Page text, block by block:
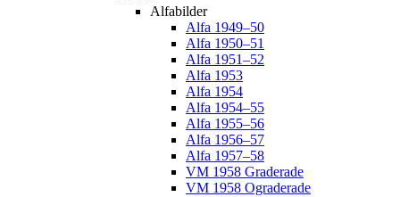
Alfabilder
Alfa 1949–50
Alfa 1950–51
Alfa 1951–52
Alfa 1953
Alfa 1954
Alfa 1954–55
Alfa 1955–56
Alfa 1956–57
Alfa 1957–58
VM 1958 Graderade
VM 1958 Ograderade